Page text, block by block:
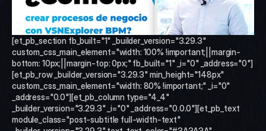
VSN Noticias Conectar
VSN Noticias Conectar
VSNExplorer + VSNCrea
[et_pb_section fb_built="1" _builder_version="3.29.3"
custom_css_main_element="width: 100% !important;||margin-
bottom: 10px;||margin-top: 0px;" fb_built="1" _i="0" _address="0"]
[et_pb_row _builder_version="3.29.3" min_height="148px"
custom_css_main_element="width: 80% !important;" _i="0"
_address="0.0"][et_pb_column type="4_4"
_builder_version="3.29.3" _i="0" _address="0.0.0"][et_pb_text
module_class="post-subtitle full-width-text"